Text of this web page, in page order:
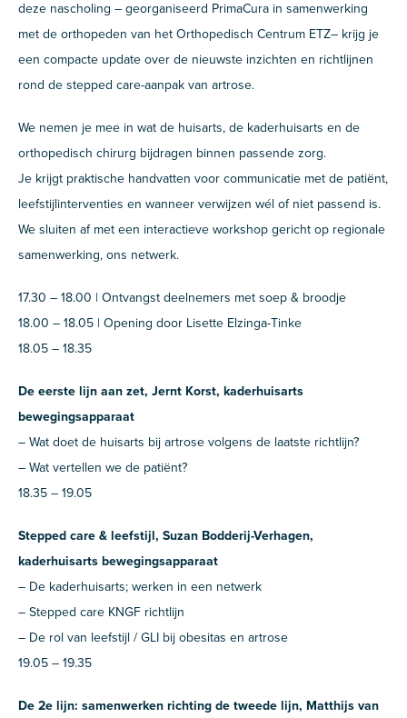
deze nascholing – georganiseerd PrimaCura in samenwerking
met de orthopeden van het Orthopedisch Centrum ETZ– krijg je
een compacte update over de nieuwste inzichten en richtlijnen
rond de stepped care-aanpak van artrose.
We nemen je mee in wat de huisarts, de kaderhuisarts en de
orthopedisch chirurg bijdragen binnen passende zorg.
Je krijgt praktische handvatten voor communicatie met de patiënt,
leefstijlinterventies en wanneer verwijzen wél of niet passend is.
We sluiten af met een interactieve workshop gericht op regionale
samenwerking, ons netwerk.
17.30 – 18.00 | Ontvangst deelnemers met soep & broodje
18.00 – 18.05 | Opening door Lisette Elzinga-Tinke
18.05 – 18.35
De eerste lijn aan zet, Jernt Korst, kaderhuisarts
bewegingsapparaat
– Wat doet de huisarts bij artrose volgens de laatste richtlijn?
– Wat vertellen we de patiënt?
18.35 – 19.05
Stepped care & leefstijl, Suzan Bodderij-Verhagen,
kaderhuisarts bewegingsapparaat
– De kaderhuisarts; werken in een netwerk
– Stepped care KNGF richtlijn
– De rol van leefstijl / GLI bij obesitas en artrose
19.05 – 19.35
De 2e lijn: samenwerken richting de tweede lijn, Matthijs van